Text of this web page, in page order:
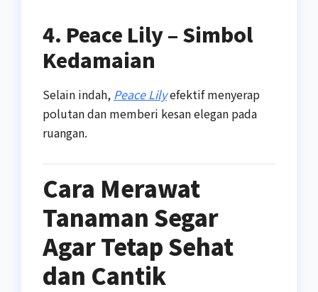
4. Peace Lily – Simbol
Kedamaian
Selain indah, Peace Lilyefektif menyerap
polutan dan memberi kesan elegan pada
ruangan.
Cara Merawat
Tanaman Segar
Agar Tetap Sehat
dan Cantik